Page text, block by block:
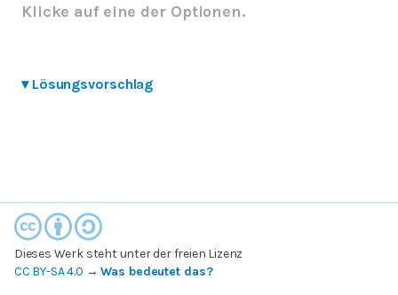
Klicke auf eine der Optionen.
▾ Lösungsvorschlag
Dieses Werk steht unter der freien Lizenz
CC BY-SA 4.0 →Was bedeutet das?